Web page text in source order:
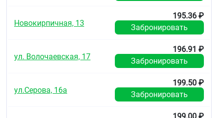
Новокирпичная, 13
195.36 ₽
Забронировать
ул. Волочаевская, 17
196.91 ₽
Забронировать
ул.Серова, 16а
199.50 ₽
Забронировать